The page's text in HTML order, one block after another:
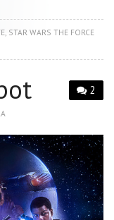
STAR WARS THE FORCE
2